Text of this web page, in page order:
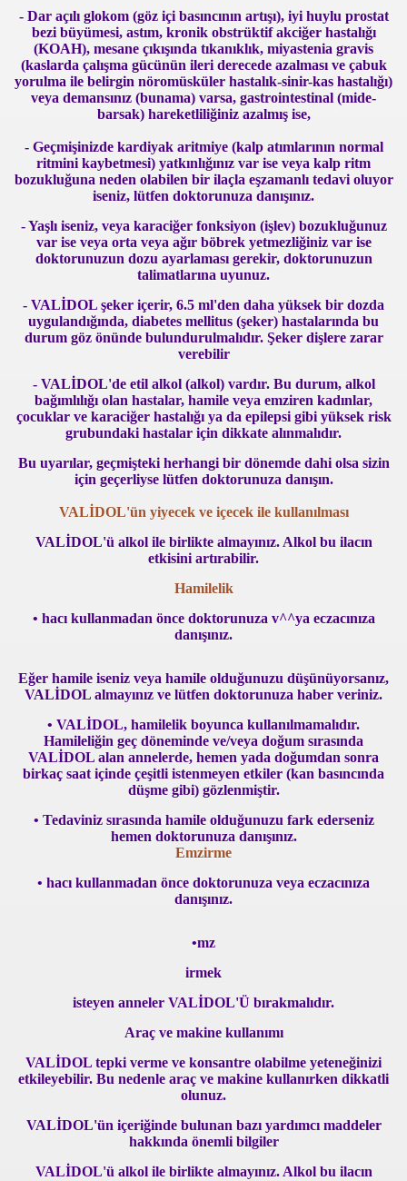
- Dar açılı glokom (göz içi basıncının artışı), iyi huylu prostat
bezi büyümesi, astım, kronik obstrüktif akciğer hastalığı
(KOAH), mesane çıkışında tıkanıklık, miyastenia gravis
(kaslarda çalışma gücünün ileri derecede azalması ve çabuk
yorulma ile belirgin nöromüsküler hastalık-sinir-kas hastalığı)
veya demansınız (bunama) varsa, gastrointestinal (mide-
barsak) hareketliliğiniz azalmış ise,
- Geçmişinizde kardiyak aritmiye (kalp atımlarının normal
ritmini kaybetmesi) yatkınlığınız var ise veya kalp ritm
bozukluğuna neden olabilen bir ilaçla eşzamanlı tedavi oluyor
iseniz, lütfen doktorunuza danışınız.
- Yaşlı iseniz, veya karaciğer fonksiyon (işlev) bozukluğunuz
var ise veya orta veya ağır böbrek yetmezliğiniz var ise
doktorunuzun dozu ayarlaması gerekir, doktorunuzun
talimatlarına uyunuz.
- VALİDOL şeker içerir, 6.5 ml'den daha yüksek bir dozda
uygulandığında, diabetes mellitus (şeker) hastalarında bu
durum göz önünde bulundurulmalıdır. Şeker dişlere zarar
verebilir
- VALİDOL'de etil alkol (alkol) vardır. Bu durum, alkol
bağımlılığı olan hastalar, hamile veya emziren kadınlar,
çocuklar ve karaciğer hastalığı ya da epilepsi gibi yüksek risk
grubundaki hastalar için dikkate alınmalıdır.
Bu uyarılar, geçmişteki herhangi bir dönemde dahi olsa sizin
için geçerliyse lütfen doktorunuza danışın.
VALİDOL'ün yiyecek ve içecek ile kullanılması
VALİDOL'ü alkol ile birlikte almayınız. Alkol bu ilacın
etkisini artırabilir.
Hamilelik
• hacı kullanmadan önce doktorunuza v^^ya eczacınıza
danışınız.
Eğer hamile iseniz veya hamile olduğunuzu düşünüyorsanız,
VALİDOL almayınız ve lütfen doktorunuza haber veriniz.
• VALİDOL, hamilelik boyunca kullanılmamalıdır.
Hamileliğin geç döneminde ve/veya doğum sırasında
VALİDOL alan annelerde, hemen yada doğumdan sonra
birkaç saat içinde çeşitli istenmeyen etkiler (kan basıncında
düşme gibi) gözlenmiştir.
• Tedaviniz sırasında hamile olduğunuzu fark ederseniz
hemen doktorunuza danışınız.
Emzirme
• hacı kullanmadan önce doktorunuza veya eczacınıza
danışınız.
•mz
irmek
isteyen anneler VALİDOL'Ü bırakmalıdır.
Araç ve makine kullanımı
VALİDOL tepki verme ve konsantre olabilme yeteneğinizi
etkileyebilir. Bu nedenle araç ve makine kullanırken dikkatli
olunuz.
VALİDOL'ün içeriğinde bulunan bazı yardımcı maddeler
hakkında önemli bilgiler
VALİDOL'ü alkol ile birlikte almayınız. Alkol bu ilacın
Olmayız
keşfedildi
Berabere Kaldı
Aday Adayı Oldu
saatte kapınızda
Programa Başlıyor
Etti